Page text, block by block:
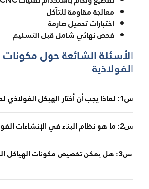
معالجة مقاومة للتآكل
اختبارات تحميل صارمة
فحص نهائي شامل قبل التسليم
الأسئلة الشائعة حول مكونات
الفولاذية
س1: لماذا يجب أن أختار الهيكل الفولاذي لمشروعي؟
س2: ما هو نظام البناء في الإنشاءات الفولاذية؟
س3: هل يمكن تخصيص مكونات الهياكل